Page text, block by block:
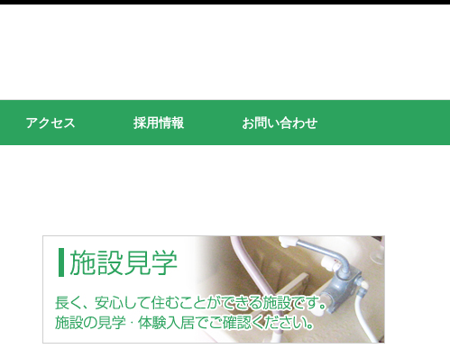
アクセス 採用情報 お問い合わせ